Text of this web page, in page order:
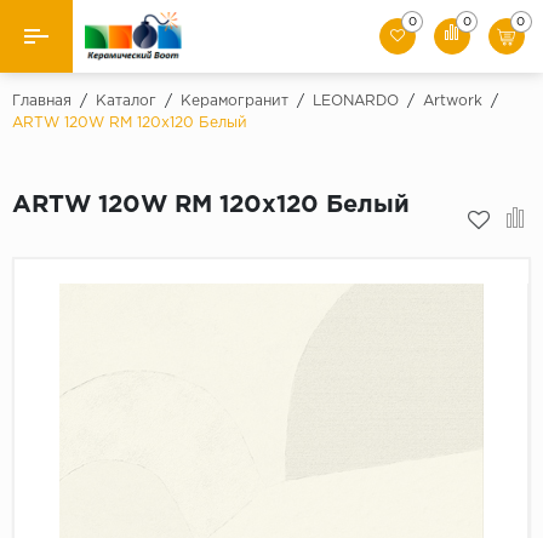
Назад
Керамическая плитка
0 0 0
Главная / Каталог / Керамогранит / LEONARDO / Artwork
/
ARTW 120W RM 120x120 Белый
ARTW 120W RM 120x120 Белый